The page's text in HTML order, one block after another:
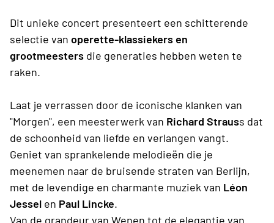
Dit unieke concert presenteert een schitterende
selectie van operette-klassiekers en
grootmeesters die generaties hebben weten te
raken.
Laat je verrassen door de iconische klanken van
"Morgen", een meesterwerk van Richard Strauss dat
de schoonheid van liefde en verlangen vangt.
Geniet van sprankelende melodieën die je
meenemen naar de bruisende straten van Berlijn,
met de levendige en charmante muziek van Léon
Jessel en Paul Lincke.
Van de grandeur van Wenen tot de elegantie van